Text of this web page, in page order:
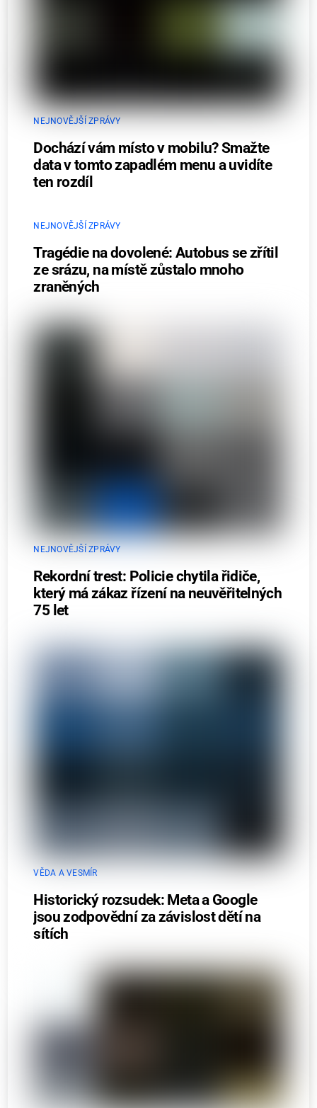
NEJNOVĚJŠÍ ZPRÁVY
Dochází vám místo v mobilu? Smažte
data v tomto zapadlém menu a uvidíte
ten rozdíl
NEJNOVĚJŠÍ ZPRÁVY
Tragédie na dovolené: Autobus se zřítil
ze srázu, na místě zůstalo mnoho
zraněných
NEJNOVĚJŠÍ ZPRÁVY
Rekordní trest: Policie chytila řidiče,
který má zákaz řízení na neuvěřitelných
75 let
VĚDA A VESMÍR
Historický rozsudek: Meta a Google
jsou zodpovědní za závislost dětí na
sítích